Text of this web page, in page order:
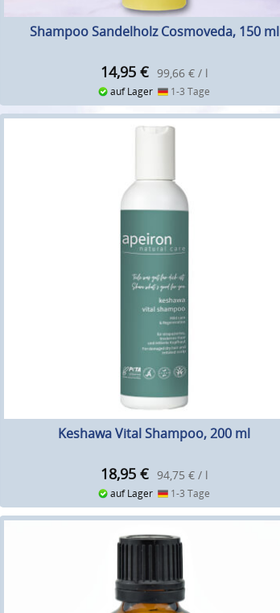
Shampoo Sandelholz Cosmoveda, 150 ml
14,95 € 99,66 € / l
auf Lager 1-3 Tage
Keshawa Vital Shampoo, 200 ml
18,95 € 94,75 € / l
auf Lager 1-3 Tage